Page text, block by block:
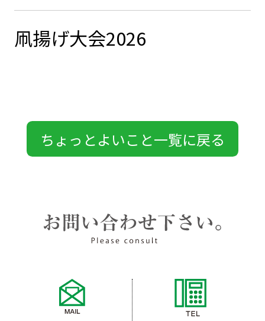
凧揚げ大会2026
ちょっとよいこと一覧に戻る